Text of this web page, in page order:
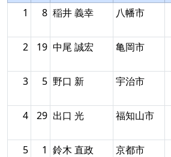
1
8 稲井 義幸 八幡市
2
19 中尾 誠宏 亀岡市
3
5 野口 新 宇治市
4
29 出口 光 福知山市
5
1 鈴木 直政 京都市